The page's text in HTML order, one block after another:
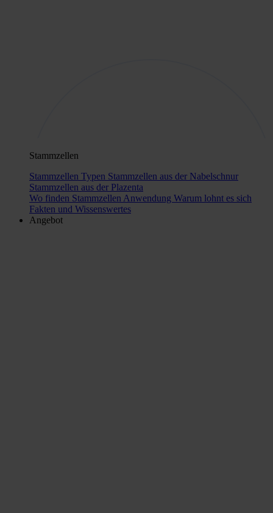
Stammzellen
Stammzellen Typen Stammzellen aus der Nabelschnur
Stammzellen aus der Plazenta
Wo finden Stammzellen Anwendung Warum lohnt es sich
Fakten und Wissenswertes
Angebot